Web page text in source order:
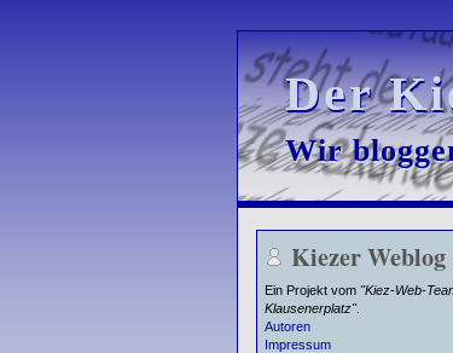
Der
Der
Wir
Wir
Kiezer Weblog
Ein Projekt vom "Kiez-Web-
Klausenerplatz".
Autoren
Impressum